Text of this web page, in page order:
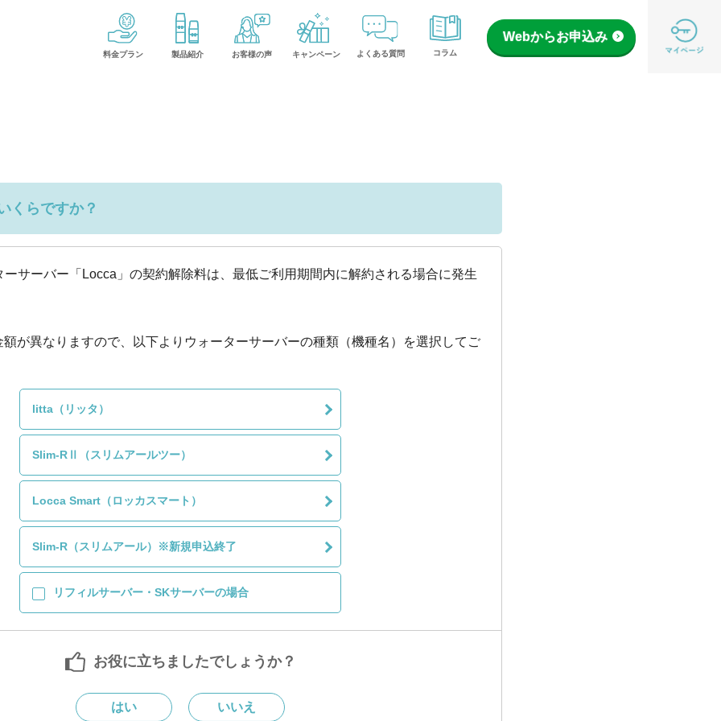
料金プラン 製品紹介 お客様の声 キャンペーン よくある質問 コラム
Webからお申込み
くらですか？
ーサーバー「Locca」の契約解除料は、最低ご利用期間内に解約される場合に発生
額が異なりますので、以下よりウォーターサーバーの種類（機種名）を選択してご
litta（リッタ）
Slim-RⅡ（スリムアールツー）
Locca Smart（ロッカスマート）
Slim-R（スリムアール）※新規申込終了
リフィルサーバー・SKサーバーの場合
お役に立ちましたでしょうか？
はい いいえ